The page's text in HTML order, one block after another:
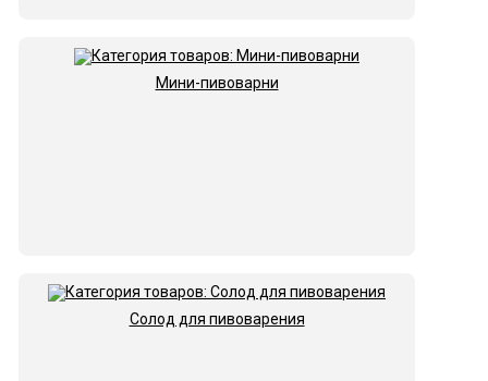
Мини-пивоварни
Солод для пивоварения